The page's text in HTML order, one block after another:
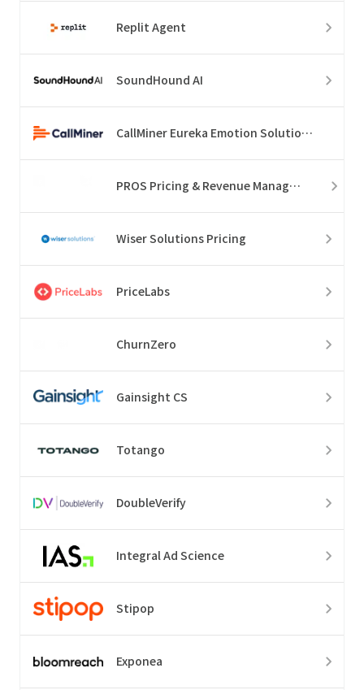
Replit Agent
SoundHound AI
CallMiner Eureka Emotion Solution Suite
PROS Pricing & Revenue Management
Wiser Solutions Pricing
PriceLabs
ChurnZero
Gainsight CS
Totango
DoubleVerify
Integral Ad Science
Stipop
Exponea